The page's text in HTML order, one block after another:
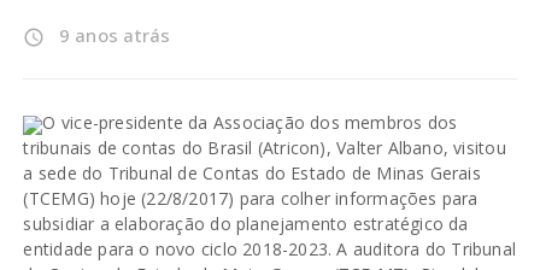
access_time 9 anos atrás
O vice-presidente da Associação dos membros dos
tribunais de contas do Brasil (Atricon), Valter Albano, visitou
a sede do Tribunal de Contas do Estado de Minas Gerais
(TCEMG) hoje (22/8/2017) para colher informações para
subsidiar a elaboração do planejamento estratégico da
entidade para o novo ciclo 2018-2023. A auditora do Tribunal